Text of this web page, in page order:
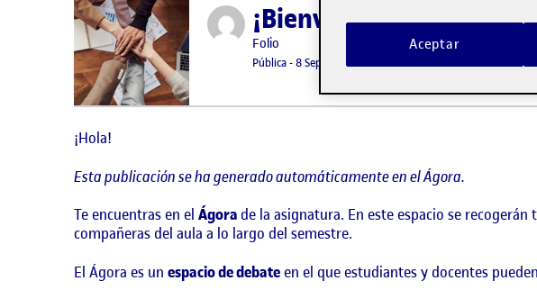
Publicado por¡Bienvenidos y
Publicado por
Folio
Visibilidad:
Pública-Fecha de publicación
8 Sep 2021 15 septiembre, 2022 3:41 pm
¡Hola!
Esta publicación se ha generado automáticamente en el Ágora.
Te encuentras en el Ágora de la asignatura. En este espacio se
compañeras del aula a lo largo del semestre.
El Ágora es un espacio de debateen el que estudiantes y docentes
Aceptar